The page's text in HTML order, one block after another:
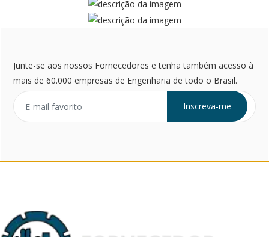
Junte-se aos nossos Fornecedores e tenha também acesso à
mais de 60.000 empresas de Engenharia de todo o Brasil.
Inscreva-me